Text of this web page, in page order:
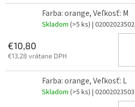
Farba: orange, Veľkosť: M
Skladom (>5 ks) | 02002023502
€10,80
€13,28 vrátane DPH
Farba: orange, Veľkosť: L
Skladom (>5 ks) | 02002023503